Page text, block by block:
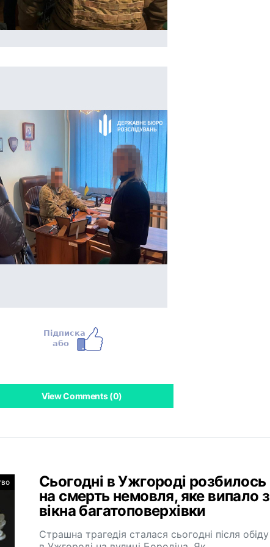
View Comments (0)
Сьогодні в Ужгороді розбилось
на смерть немовля, яке випало з
вікна багатоповерхівки
Страшна трагедія сталася сьогодні після обіду